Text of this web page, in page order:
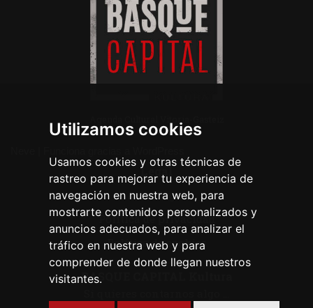
Utilizamos cookies
Usamos cookies y otras técnicas de
rastreo para mejorar tu experiencia de
navegación en nuestra web, para
mostrarte contenidos personalizados y
anuncios adecuados, para analizar el
tráfico en nuestra web y para
comprender de donde llegan nuestros
visitantes.
Legal
Aviso legal
Política de privacidad
Política de cookies
BASQUE CAPITAL Kultura